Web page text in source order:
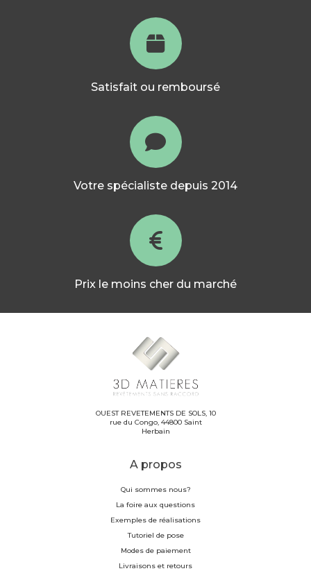
Satisfait ou remboursé
Votre spécialiste depuis 2014
Prix le moins cher du marché
OUEST REVETEMENTS DE SOLS, 10
rue du Congo, 44800 Saint
Herbain
A propos
Qui sommes nous?
La foire aux questions
Exemples de réalisations
Tutoriel de pose
Modes de paiement
Livraisons et retours